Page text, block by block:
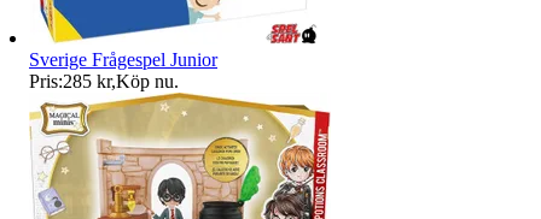
Sverige Frågespel Junior
Pris:285 kr,Köp nu.